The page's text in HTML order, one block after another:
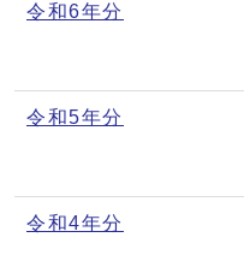
令和6年分
令和5年分
令和4年分